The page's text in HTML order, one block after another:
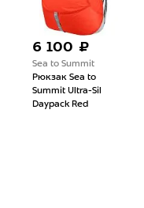
6 100 ₽
Sea to Summit
Рюкзак Sea to
Summit Ultra-Sil
Daypack Red